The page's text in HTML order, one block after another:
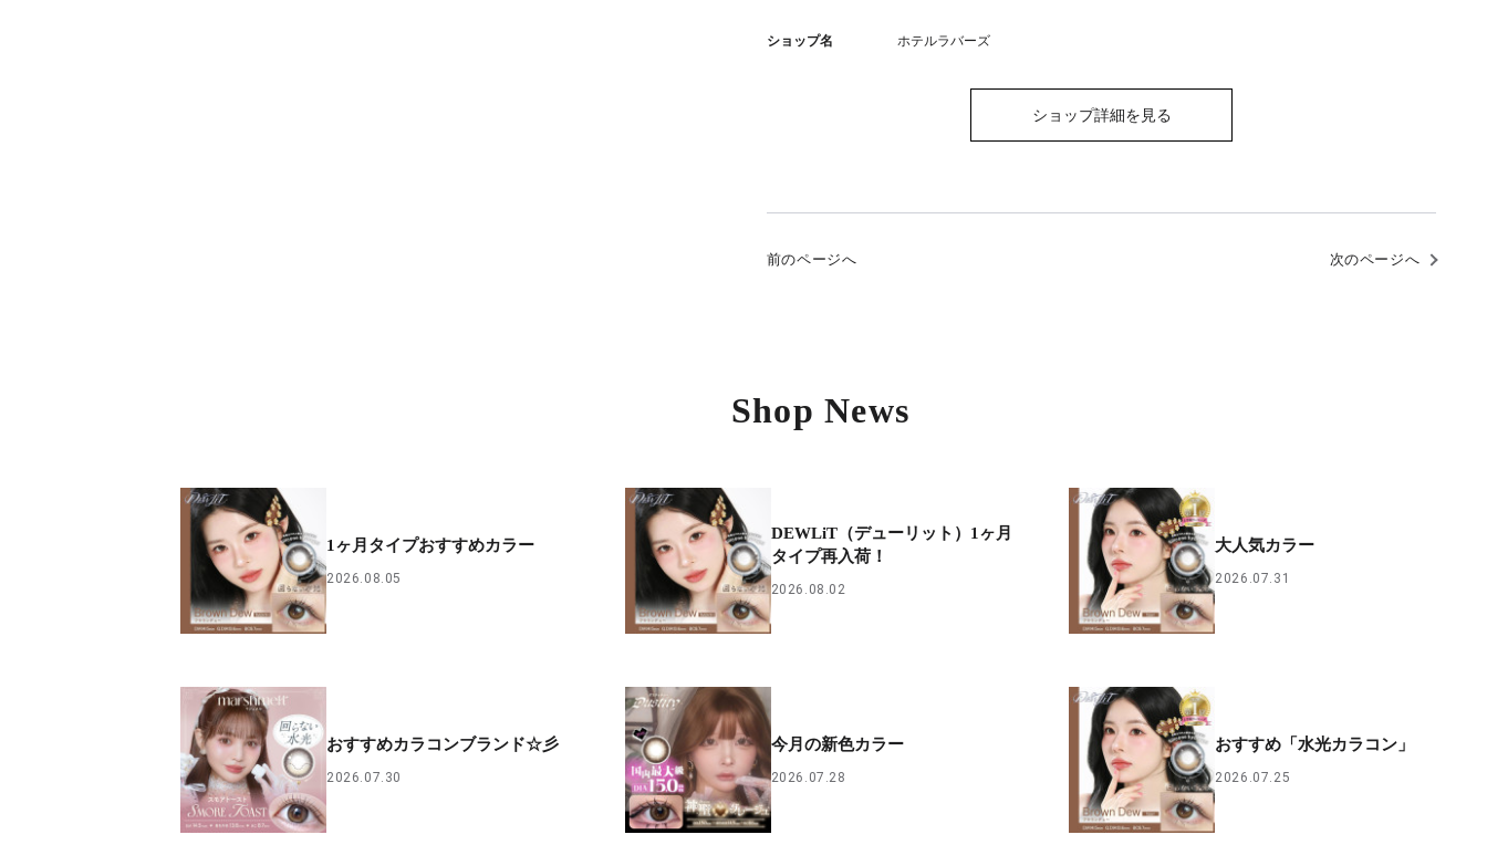
ショップ名 ホテルラバーズ
ショップ詳細を見る
前のページへ 次のページへ
Shop News
1ヶ月タイプおすすめカラー
2026.08.05
DEWLiT（デューリット）1ヶ月
タイプ再入荷！
2026.08.02
大人気カラー
2026.07.31
おすすめカラコンブランド☆彡
2026.07.30
今月の新色カラー
2026.07.28
おすすめ「水光カラコン」
2026.07.25